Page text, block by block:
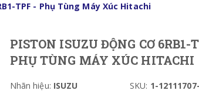
TPF - Phụ Tùng Máy Xúc Hitachi
PISTON ISUZU ĐỘNG CƠ 6RB1-
PHỤ TÙNG MÁY XÚC HITACHI
Nhãn hiệu: ISUZU SKU: 1-